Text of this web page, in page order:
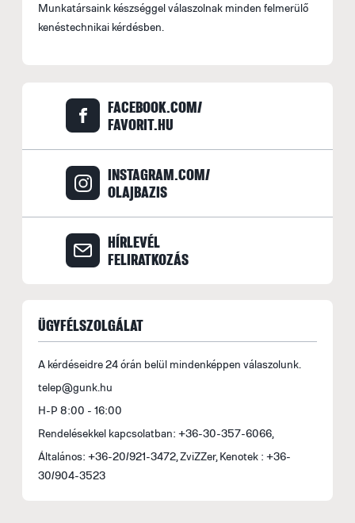
Munkatársaink készséggel válaszolnak minden felmerülő
kenéstechnikai kérdésben.
FACEBOOK.COM/
FAVORIT.HU
INSTAGRAM.COM/
OLAJBAZIS
HÍRLEVÉL
FELIRATKOZÁS
ÜGYFÉLSZOLGÁLAT
A kérdéseidre 24 órán belül mindenképpen válaszolunk.
telep@gunk.hu
H-P 8:00 - 16:00
Rendelésekkel kapcsolatban: +36-30-357-6066,
Általános: +36-20/921-3472, ZviZZer, Kenotek : +36-
30/904-3523